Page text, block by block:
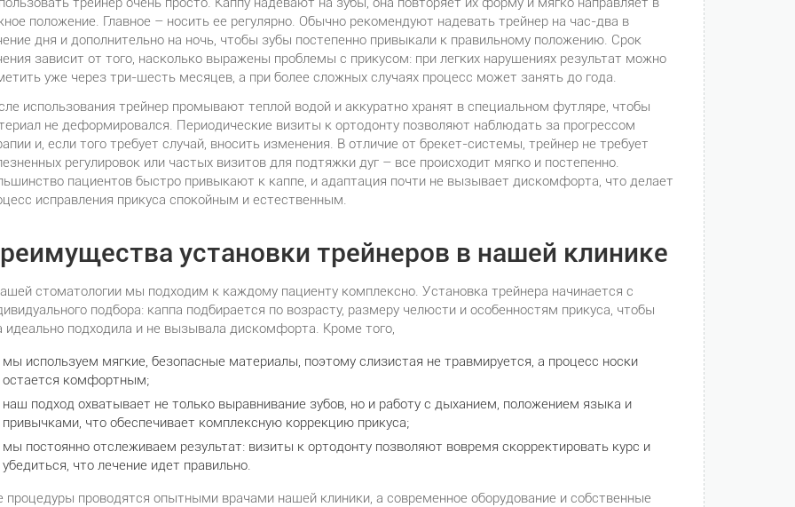
положение. Главное – носить ее регулярно. Обычно рекомендуют надевать трейнер на час-два в
дня и дополнительно на ночь, чтобы зубы постепенно привыкали к правильному положению. Срок
зависит от того, насколько выражены проблемы с прикусом: при легких нарушениях результат можно
уже через три-шесть месяцев, а при более сложных случаях процесс может занять до года.
использования трейнер промывают теплой водой и аккуратно хранят в специальном футляре, чтобы
не деформировался. Периодические визиты к ортодонту позволяют наблюдать за прогрессом
и, если того требует случай, вносить изменения. В отличие от брекет-системы, трейнер не требует
регулировок или частых визитов для подтяжки дуг – все происходит мягко и постепенно.
пациентов быстро привыкают к каппе, и адаптация почти не вызывает дискомфорта, что делает
исправления прикуса спокойным и естественным.
установки трейнеров в нашей клинике
стоматологии мы подходим к каждому пациенту комплексно. Установка трейнера начинается с
подбора: каппа подбирается по возрасту, размеру челюсти и особенностям прикуса, чтобы
идеально подходила и не вызывала дискомфорта. Кроме того,
мы используем мягкие, безопасные материалы, поэтому слизистая не травмируется, а процесс носки
остается комфортным;
наш подход охватывает не только выравнивание зубов, но и работу с дыханием, положением языка и
привычками, что обеспечивает комплексную коррекцию прикуса;
мы постоянно отслеживаем результат: визиты к ортодонту позволяют вовремя скорректировать курс и
убедиться, что лечение идет правильно.
процедуры проводятся опытными врачами нашей клиники, а современное оборудование и собственные